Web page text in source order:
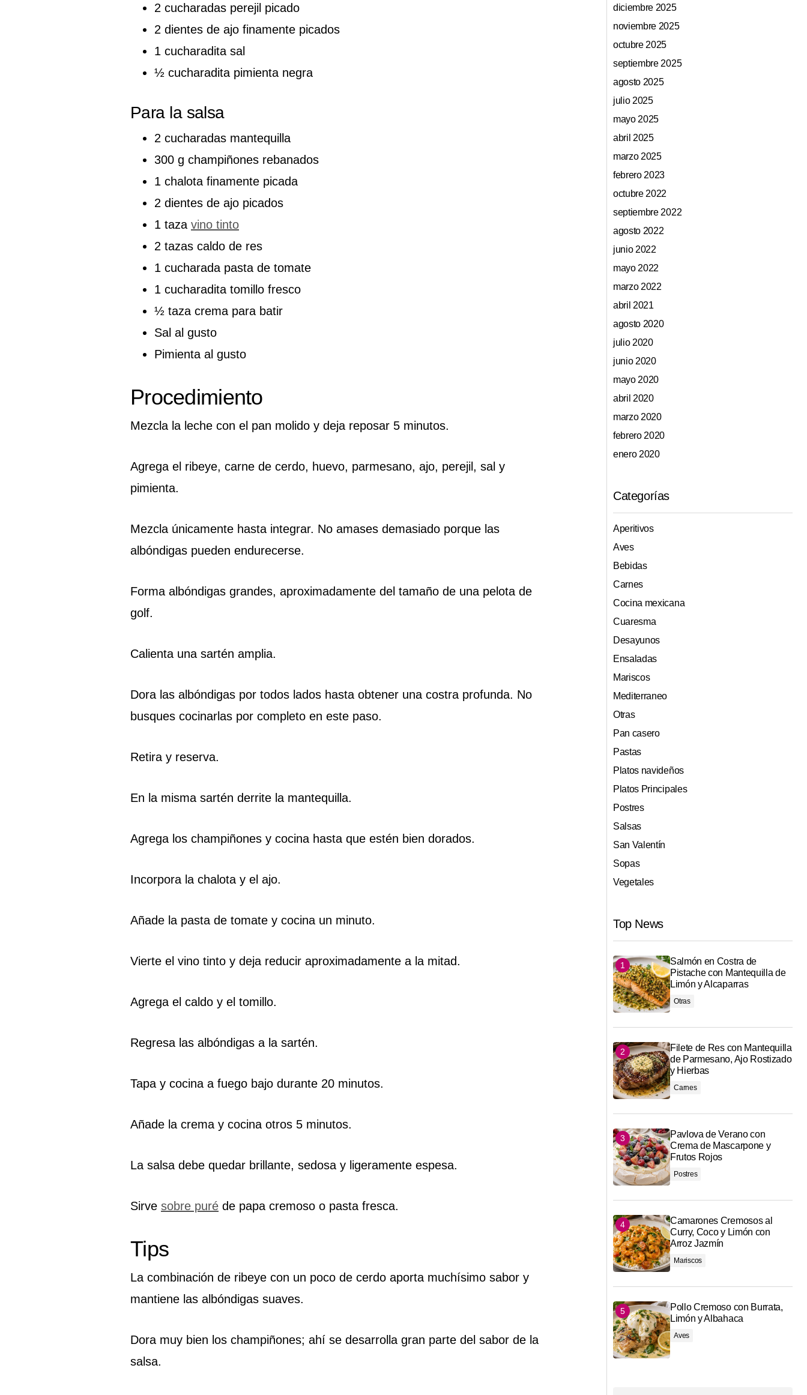
2 cucharadas perejil picado
2 dientes de ajo finamente picados
1 cucharadita sal
½ cucharadita pimienta negra
Para la salsa
2 cucharadas mantequilla
300 g champiñones rebanados
1 chalota finamente picada
2 dientes de ajo picados
1 taza vino tinto
2 tazas caldo de res
1 cucharada pasta de tomate
1 cucharadita tomillo fresco
½ taza crema para batir
Sal al gusto
Pimienta al gusto
Procedimiento
Mezcla la leche con el pan molido y deja reposar 5 minutos.
Agrega el ribeye, carne de cerdo, huevo, parmesano, ajo, perejil, sal y
pimienta.
Mezcla únicamente hasta integrar. No amases demasiado porque las
albóndigas pueden endurecerse.
Forma albóndigas grandes, aproximadamente del tamaño de una pelota de
golf.
Calienta una sartén amplia.
Dora las albóndigas por todos lados hasta obtener una costra profunda. No
busques cocinarlas por completo en este paso.
Retira y reserva.
En la misma sartén derrite la mantequilla.
Agrega los champiñones y cocina hasta que estén bien dorados.
Incorpora la chalota y el ajo.
Añade la pasta de tomate y cocina un minuto.
Vierte el vino tinto y deja reducir aproximadamente a la mitad.
Agrega el caldo y el tomillo.
Regresa las albóndigas a la sartén.
Tapa y cocina a fuego bajo durante 20 minutos.
Añade la crema y cocina otros 5 minutos.
La salsa debe quedar brillante, sedosa y ligeramente espesa.
Sirve sobre puré de papa cremoso o pasta fresca.
Tips
La combinación de ribeye con un poco de cerdo aporta muchísimo sabor y
mantiene las albóndigas suaves.
Dora muy bien los champiñones; ahí se desarrolla gran parte del sabor de la
salsa.
diciembre 2025
noviembre 2025
octubre 2025
septiembre 2025
agosto 2025
julio 2025
mayo 2025
abril 2025
marzo 2025
febrero 2023
octubre 2022
septiembre 2022
agosto 2022
junio 2022
mayo 2022
marzo 2022
abril 2021
agosto 2020
julio 2020
junio 2020
mayo 2020
abril 2020
marzo 2020
febrero 2020
enero 2020
Categorías
Aperitivos
Aves
Bebidas
Carnes
Cocina mexicana
Cuaresma
Desayunos
Ensaladas
Mariscos
Mediterraneo
Otras
Pan casero
Pastas
Platos navideños
Platos Principales
Postres
Salsas
San Valentín
Sopas
Vegetales
Top News
Salmón en Costra de
Pistache con Mantequilla de
Limón y Alcaparras
Otras
Filete de Res con Mantequilla
de Parmesano, Ajo Rostizado
y Hierbas
Carnes
Pavlova de Verano con
Crema de Mascarpone y
Frutos Rojos
Postres
Camarones Cremosos al
Curry, Coco y Limón con
Arroz Jazmín
Mariscos
Pollo Cremoso con Burrata,
Limón y Albahaca
Aves